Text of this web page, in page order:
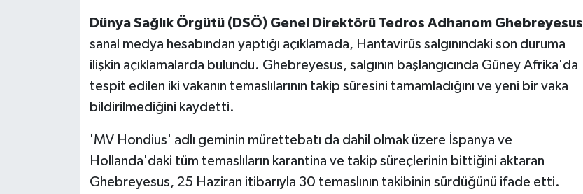
Dünya Sağlık Örgütü (DSÖ) Genel Direktörü Tedros Adhanom Ghebreyesus
sanal medya hesabından yaptığı açıklamada, Hantavirüs salgınındaki son duruma
ilişkin açıklamalarda bulundu. Ghebreyesus, salgının başlangıcında Güney Afrika'da
tespit edilen iki vakanın temaslılarının takip süresini tamamladığını ve yeni bir vaka
bildirilmediğini kaydetti.
'MV Hondius' adlı geminin mürettebatı da dahil olmak üzere İspanya ve
Hollanda'daki tüm temaslıların karantina ve takip süreçlerinin bittiğini aktaran
Ghebreyesus, 25 Haziran itibarıyla 30 temaslının takibinin sürdüğünü ifade etti.